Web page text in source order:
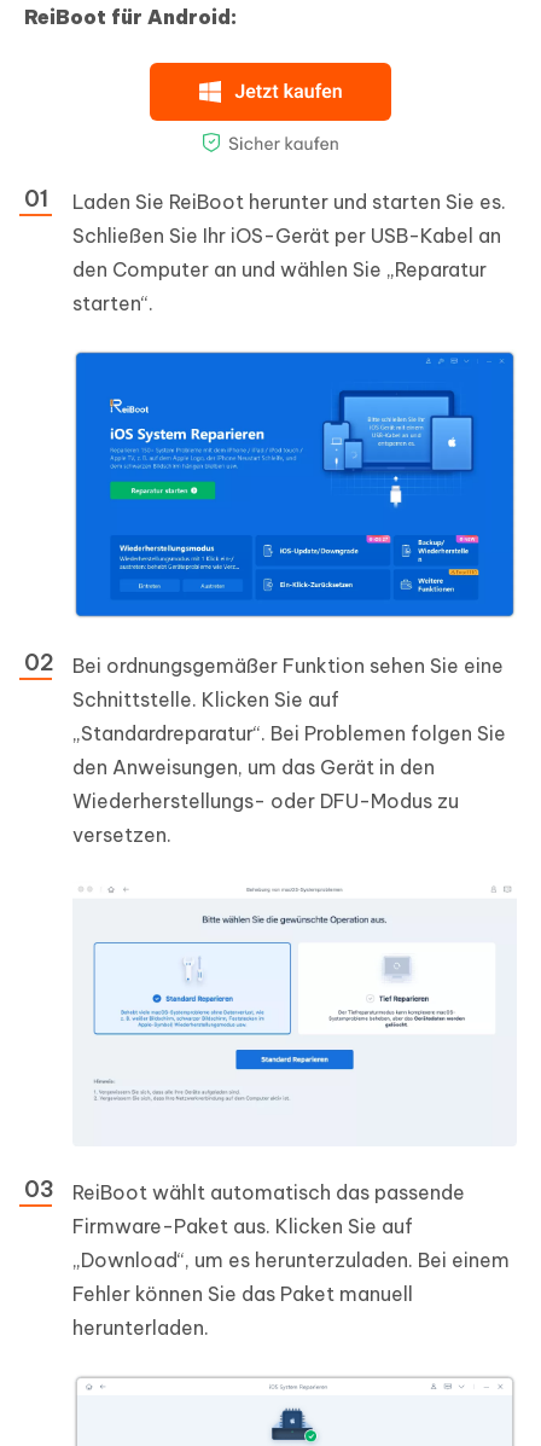
ReiBoot für Android:
Laden Sie ReiBoot herunter und starten Sie es.
Schließen Sie Ihr iOS-Gerät per USB-Kabel an
den Computer an und wählen Sie „Reparatur
starten“.
Bei ordnungsgemäßer Funktion sehen Sie eine
Schnittstelle. Klicken Sie auf
„Standardreparatur“. Bei Problemen folgen Sie
den Anweisungen, um das Gerät in den
Wiederherstellungs- oder DFU-Modus zu
versetzen.
ReiBoot wählt automatisch das passende
Firmware-Paket aus. Klicken Sie auf
„Download“, um es herunterzuladen. Bei einem
Fehler können Sie das Paket manuell
herunterladen.